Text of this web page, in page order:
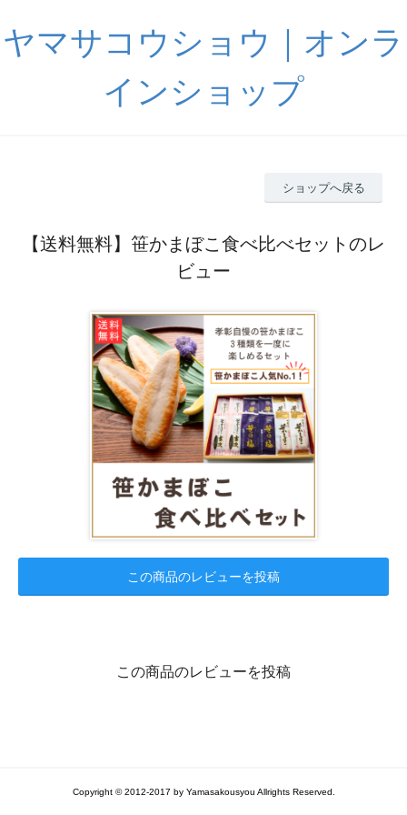
ヤマサコウショウ｜オンラ
インショップ
ショップへ戻る
【送料無料】笹かまぼこ食べ比べセットのレ
ビュー
この商品のレビューを投稿
この商品のレビューを投稿
Copyright © 2012-2017 by Yamasakousyou Allrights Reserved.